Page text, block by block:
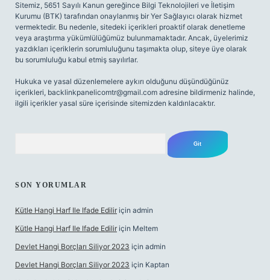
Sitemiz, 5651 Sayılı Kanun gereğince Bilgi Teknolojileri ve İletişim
Kurumu (BTK) tarafından onaylanmış bir Yer Sağlayıcı olarak hizmet
vermektedir. Bu nedenle, sitedeki içerikleri proaktif olarak denetleme
veya araştırma yükümlülüğümüz bulunmamaktadır. Ancak, üyelerimiz
yazdıkları içeriklerin sorumluluğunu taşımakta olup, siteye üye olarak
bu sorumluluğu kabul etmiş sayılırlar.
Hukuka ve yasal düzenlemelere aykırı olduğunu düşündüğünüz
içerikleri, backlinkpanelicomtr@gmail.com adresine bildirmeniz halinde,
ilgili içerikler yasal süre içerisinde sitemizden kaldırılacaktır.
SON YORUMLAR
Kütle Hangi Harf Ile Ifade Edilir için admin
Kütle Hangi Harf Ile Ifade Edilir için Meltem
Devlet Hangi Borçları Siliyor 2023 için admin
Devlet Hangi Borçları Siliyor 2023 için Kaptan